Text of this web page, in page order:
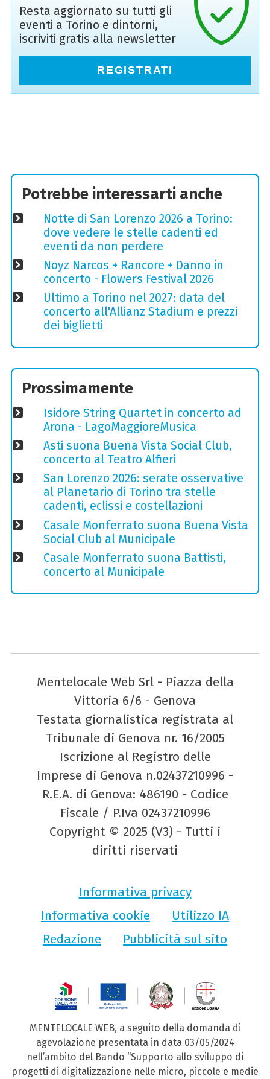
Resta aggiornato su tutti gli
eventi a Torino e dintorni,
iscriviti gratis alla newsletter
REGISTRATI
Potrebbe interessarti anche
Notte di San Lorenzo 2026 a Torino:
dove vedere le stelle cadenti ed
eventi da non perdere
Noyz Narcos + Rancore + Danno in
concerto - Flowers Festival 2026
Ultimo a Torino nel 2027: data del
concerto all'Allianz Stadium e prezzi
dei biglietti
Prossimamente
Isidore String Quartet in concerto ad
Arona - LagoMaggioreMusica
Asti suona Buena Vista Social Club,
concerto al Teatro Alfieri
San Lorenzo 2026: serate osservative
al Planetario di Torino tra stelle
cadenti, eclissi e costellazioni
Casale Monferrato suona Buena Vista
Social Club al Municipale
Casale Monferrato suona Battisti,
concerto al Municipale
Mentelocale Web Srl - Piazza della
Vittoria 6/6 - Genova
Testata giornalistica registrata al
Tribunale di Genova nr. 16/2005
Iscrizione al Registro delle
Imprese di Genova n.02437210996 -
R.E.A. di Genova: 486190 - Codice
Fiscale / P.Iva 02437210996
Copyright © 2025 (V3) - Tutti i
diritti riservati
Informativa privacy
Informativa cookie
Utilizzo IA
Redazione
Pubblicità sul sito
MENTELOCALE WEB, a seguito della domanda di
agevolazione presentata in data 03/05/2024
nell’ambito del Bando “Supporto allo sviluppo di
progetti di digitalizzazione nelle micro, piccole e medie